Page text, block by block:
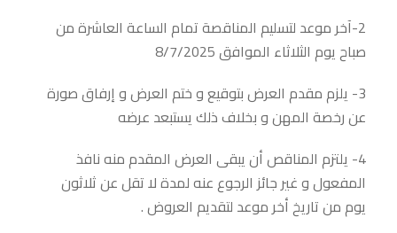
2-آخر موعد لتسليم المناقصة تمام الساعة العاشرة من
صباح يوم الثلاثاء الموافق 8/7/2025
3- يلزم مقدم العرض بتوقيع و ختم العرض و إرفاق صورة
عن رخصة المهن و بخلاف ذلك يستبعد عرضه
4- يلتزم المناقص أن يبقى العرض المقدم منه نافذ
المفعول و غير جائز الرجوع عنه لمدة لا تقل عن ثلاثون
يوم من تاريخ أخر موعد لتقديم العروض .